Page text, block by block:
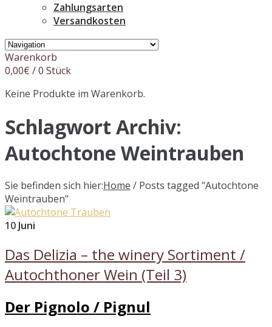
Zahlungsarten
Versandkosten
Warenkorb
0,00€ / 0 Stück
Keine Produkte im Warenkorb.
Schlagwort Archiv:
Autochtone Weintrauben
Sie befinden sich hier:Home / Posts tagged "Autochtone
Weintrauben"
10 Juni
Das Delizia – the winery Sortiment /
Autochthoner Wein (Teil 3)
Der Pignolo / Pignul